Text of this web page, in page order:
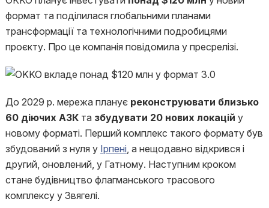
формат та поділилася глобальними планами
трансформації та технологічними подробицями
проєкту. Про це компанія повідомила у пресрелізі.
До 2029 р. мережа планує реконструювати близько
60 діючих АЗКта збудувати 20 нових локацій у
новому форматі. Перший комплекс такого формату був
збудований з нуля у Ірпені, а нещодавно відкрився і
другий, оновлений, у Гатному. Наступним кроком
стане будівництво флагманського трасового
комплексу у Звягелі.